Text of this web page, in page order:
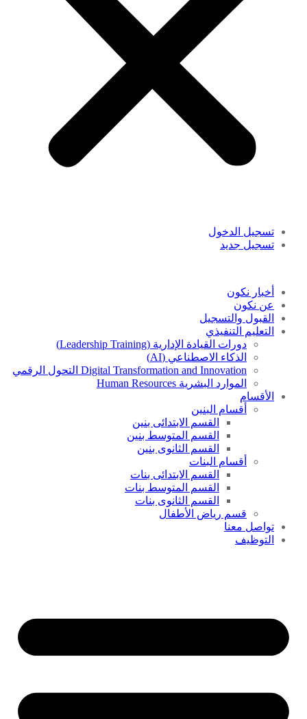
تسجيل الدخول
تسجيل جديد
أخبار نكون
عن نكون
القبول والتسجيل
التعليم التنفيذي
دورات القيادة الإدارية (Leadership Training)
الذكاء الاصطناعي (AI)
Digital Transformation and Innovation التحول الرقمي
الموارد البشرية Human Resources
الأقسام
أقسام البنين
القسم الابتدائى بنين
القسم المتوسط بنين
القسم الثانوى بنين
أقسام البنات
القسم الابتدائى بنات
القسم المتوسط بنات
القسم الثانوى بنات
قسم رياض الأطفال
تواصل معنا
التوظيف